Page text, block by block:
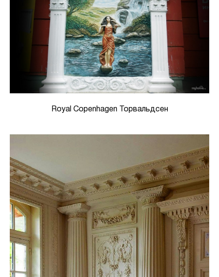
Royal Copenhagen Торвальдсен